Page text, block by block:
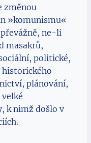
změnou
»komunismu«
ne-li
masakrů,
politické,
plánování,
k nimž došlo v